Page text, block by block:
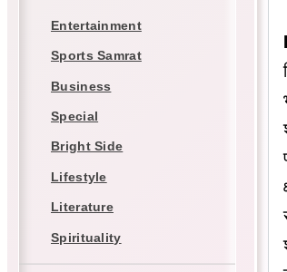
Entertainment
Sports Samrat
Business
Special
Bright Side
Lifestyle
Literature
Spirituality